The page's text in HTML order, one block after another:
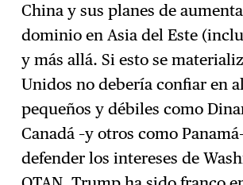
China y sus planes de
dominio en Asia del Este
y más allá. Si esto se
Unidos no debería confiar en
pequeños y débiles como
Canadá –y otros como
defender los intereses de